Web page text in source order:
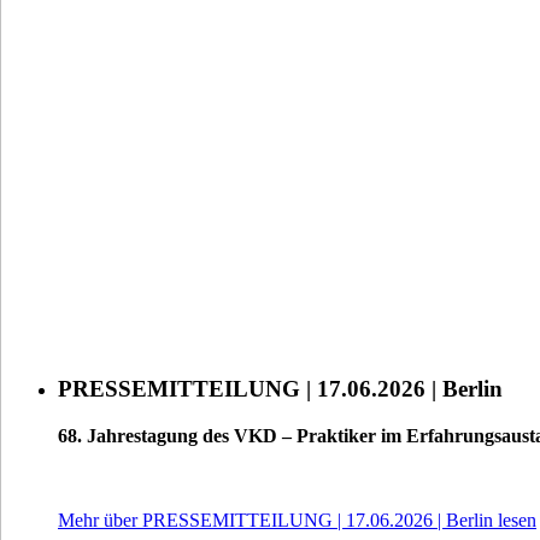
PRESSEMITTEILUNG | 17.06.2026 | Berlin
68. Jahrestagung des VKD – Praktiker im
Mehr über PRESSEMITTEILUNG | 17.06.2026 | Berlin lesen